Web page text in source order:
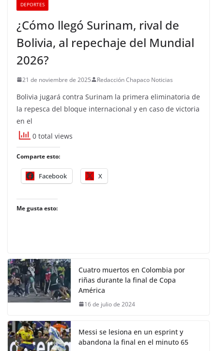
DEPORTES
¿Cómo llegó Surinam, rival de
Bolivia, al repechaje del Mundial
2026?
21 de noviembre de 2025 Redacción Chapaco Noticias
Bolivia jugará contra Surinam la primera eliminatoria de
la repesca del bloque internacional y en caso de victoria
en el
0 total views
Comparte esto:
Facebook X
Me gusta esto:
Cuatro muertos en Colombia por
riñas durante la final de Copa
América
16 de julio de 2024
Messi se lesiona en un esprint y
abandona la final en el minuto 65